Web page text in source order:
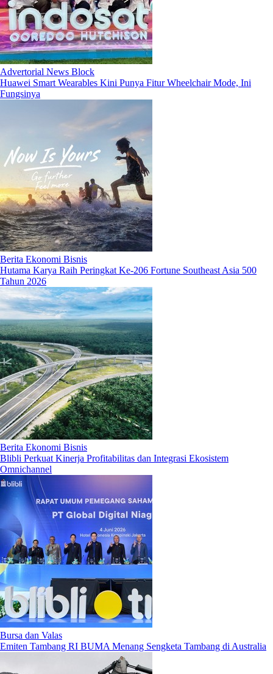
Advertorial News Block
Huawei Smart Wearables Kini Punya Fitur Wheelchair Mode, Ini
Fungsinya
Berita Ekonomi Bisnis
Hutama Karya Raih Peringkat Ke-206 Fortune Southeast Asia 500
Tahun 2026
Berita Ekonomi Bisnis
Blibli Perkuat Kinerja Profitabilitas dan Integrasi Ekosistem
Omnichannel
Bursa dan Valas
Emiten Tambang RI BUMA Menang Sengketa Tambang di Australia